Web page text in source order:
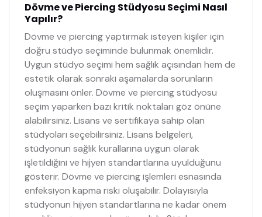
Dövme ve Piercing Stüdyosu Seçimi Nasıl
Yapılır?
Dövme ve piercing yaptırmak isteyen kişiler için
doğru stüdyo seçiminde bulunmak önemlidir.
Uygun stüdyo seçimi hem sağlık açısından hem de
estetik olarak sonraki aşamalarda sorunların
oluşmasını önler. Dövme ve piercing stüdyosu
seçim yaparken bazı kritik noktaları göz önüne
alabilirsiniz. Lisans ve sertifikaya sahip olan
stüdyoları seçebilirsiniz. Lisans belgeleri,
stüdyonun sağlık kurallarına uygun olarak
işletildiğini ve hijyen standartlarına uyulduğunu
gösterir. Dövme ve piercing işlemleri esnasında
enfeksiyon kapma riski oluşabilir. Dolayısıyla
stüdyonun hijyen standartlarına ne kadar önem